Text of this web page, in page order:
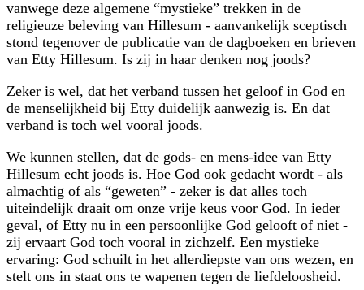
vanwege deze algemene
mystieke
trekken in de
religieuze beleving van Hillesum - aanvankelijk sceptisch
stond tegenover de publicatie van de dagboeken en brieven
van Etty Hillesum. Is zij in haar denken nog joods?
Zeker is wel, dat het verband tussen het geloof in God en
de menselijkheid bij Etty duidelijk aanwezig is. En dat
verband is toch wel vooral joods.
We kunnen stellen, dat de gods- en mens-idee van Etty
Hillesum echt joods is. Hoe God ook gedacht wordt - als
almachtig of als
geweten
- zeker is dat alles toch
uiteindelijk draait om onze vrije keus voor God. In ieder
geval, of Etty nu in een persoonlijke God gelooft of niet -
zij ervaart God toch vooral in zichzelf. Een mystieke
ervaring: God schuilt in het allerdiepste van ons wezen, en
stelt ons in staat ons te wapenen tegen de liefdeloosheid.